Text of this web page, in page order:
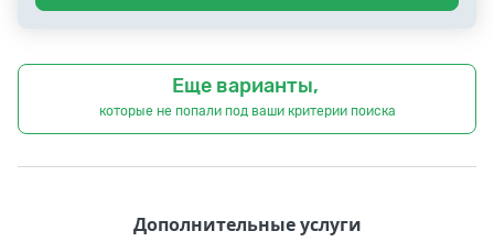
Еще варианты,
которые не попали под ваши критерии поиска
Дополнительные услуги